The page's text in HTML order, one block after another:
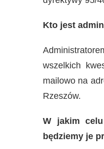
Kto jest
wszelkich
mailowo na
Rzeszów.
W jakim
będziemy je